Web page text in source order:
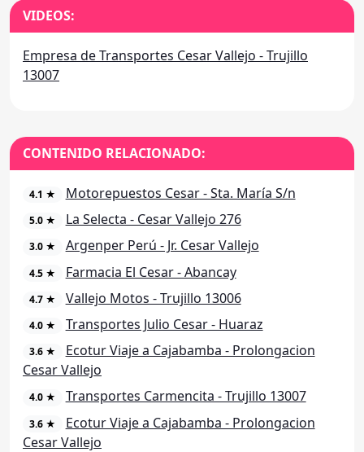
VIDEOS:
Empresa de Transportes Cesar Vallejo - Trujillo
13007
CONTENIDO RELACIONADO:
4.1 ★ Motorepuestos Cesar - Sta. María S/n
5.0 ★ La Selecta - Cesar Vallejo 276
3.0 ★ Argenper Perú - Jr. Cesar Vallejo
4.5 ★ Farmacia El Cesar - Abancay
4.7 ★ Vallejo Motos - Trujillo 13006
4.0 ★ Transportes Julio Cesar - Huaraz
3.6 ★
Ecotur Viaje a Cajabamba - Prolongacion
Cesar Vallejo
4.0 ★ Transportes Carmencita - Trujillo 13007
3.6 ★
Ecotur Viaje a Cajabamba - Prolongacion
Cesar Vallejo